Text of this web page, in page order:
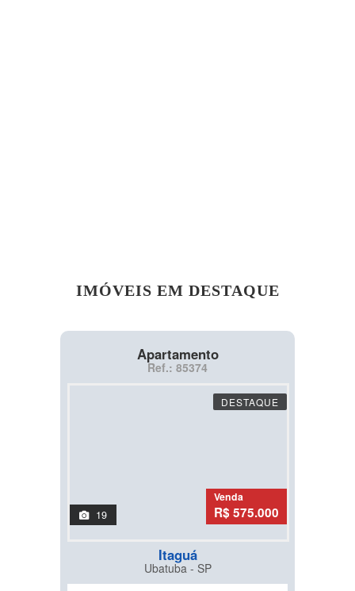
IMÓVEIS EM DESTAQUE
Apartamento
Ref.: 85374
DESTAQUE
19
Venda
R$ 575.000
Itaguá
Ubatuba - SP